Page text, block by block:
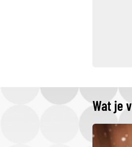
Wat je